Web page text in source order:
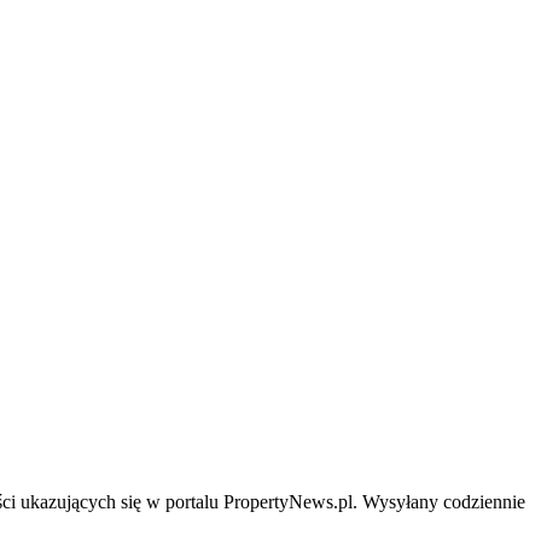
ukazujących się w portalu PropertyNews.pl. Wysyłany codziennie